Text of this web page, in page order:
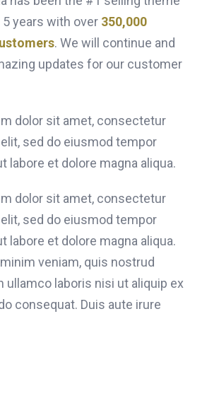
years with over 350,000
. We will continue and
updates for our customer
dolor sit amet, consectetur
sed do eiusmod tempor
labore et dolore magna aliqua.
dolor sit amet, consectetur
sed do eiusmod tempor
labore et dolore magna aliqua.
veniam, quis nostrud
ullamco laboris nisi ut aliquip ex
consequat. Duis aute irure